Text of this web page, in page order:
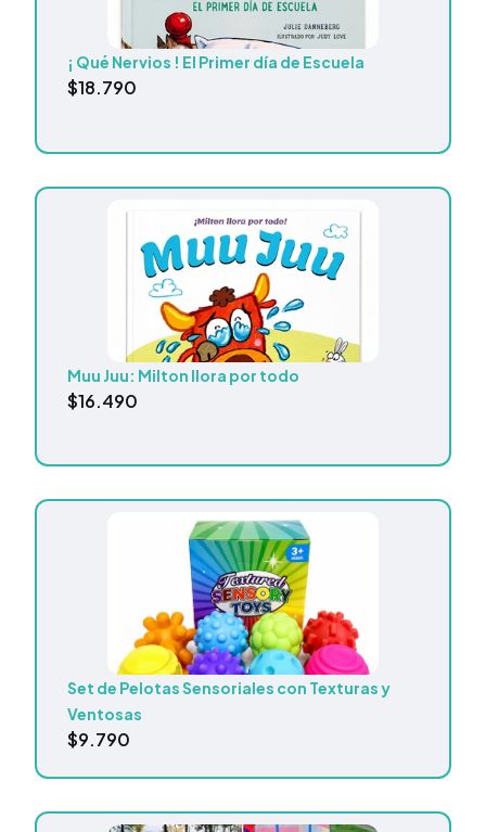
¡ Qué Nervios ! El Primer día de Escuela
$18.790
Muu Juu: Milton llora por todo
$16.490
Set de Pelotas Sensoriales con Texturas y
Ventosas
$9.790